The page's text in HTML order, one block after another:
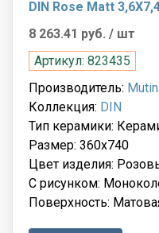
DIN Rose Matt
8 263.41 руб. / шт
Артикул: 823435
Производитель:
Коллекция: DIN
Тип керамики:
Размер: 360x740
Цвет изделия:
С рисунком:
Поверхность: